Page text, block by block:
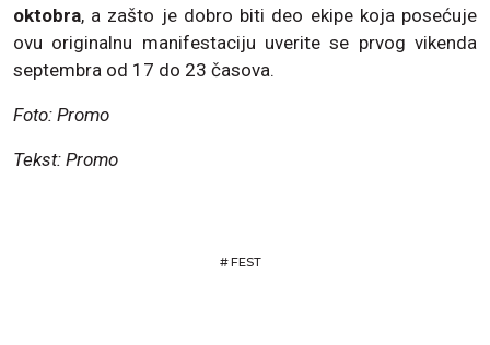
oktobra, a zašto je dobro biti deo ekipe koja posećuje
ovu originalnu manifestaciju uverite se prvog vikenda
septembra od 17 do 23 časova.
Foto: Promo
Tekst: Promo
#FEST